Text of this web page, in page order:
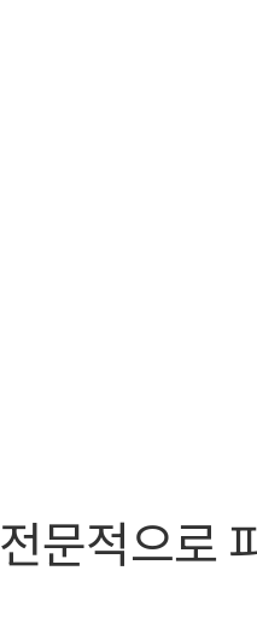
전문적으로